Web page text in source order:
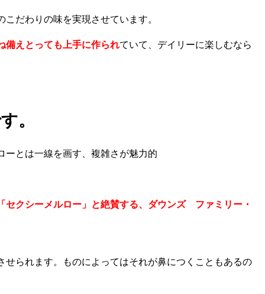
だわりの味を実現させています。
備えとっても上手に作られていて、デイリーに楽しむなら
。
ーとは一線を画す、複雑さが魅力的
クシーメルロー」と絶賛する、ダウンズ ファミリー・
られます。ものによってはそれが鼻につくこともあるの